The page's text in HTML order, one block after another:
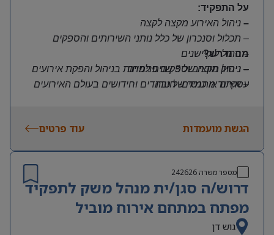
על התפקיד:
– ניהול האירוע מקצה לקצה
– תכלול וסנכרון של כלל נותני השירותים והספקים
–ניהול לוקיישנים
– ניהול תקציב וספקים פנימיים
–איתור מתמיד של טרנדים וחידושים בעולם האירועים
מה נדרש?
–
ניסיון מוכח של 3 שנים לפחות בניהול והפקת אירועים
עסקיים או כנסים- חובה
–אוריינטציה שירותית יוצאת דופן ויכולת עבודה עם ריבוי
– כישורי משא ומתן, ניהול תקציב ועבודה מול ספקים
הגשת מועמדות עוד פרטים
מספר משרה242626
דרוש/ה סגן/ית מנהל משק לתפקיד
מפתח במתחם אירוח מוביל
גוש דן